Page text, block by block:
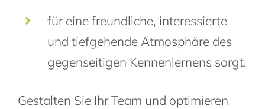
für eine freundliche, interessierte
und tiefgehende Atmosphäre des
gegenseitigen Kennenlernens sorgt.
Gestalten Sie Ihr Team und optimieren